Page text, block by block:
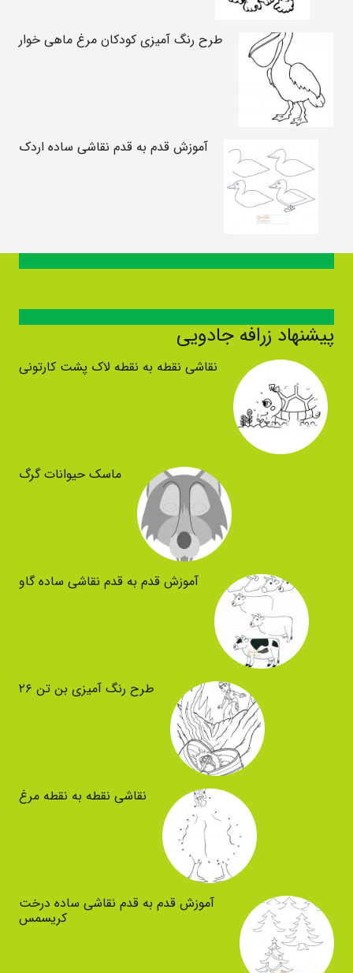
طرح رنگ آمیزی کودکان مرغ ماهی خوار
آموزش قدم به قدم نقاشی ساده اردک
پیشنهاد زرافه جادویی
نقاشی نقطه به نقطه لاک پشت کارتونی
ماسک حیوانات گرگ
آموزش قدم به قدم نقاشی ساده گاو
طرح رنگ آمیزی بن تن ۲۶
نقاشی نقطه به نقطه مرغ
آموزش قدم به قدم نقاشی ساده درخت
کریسمس